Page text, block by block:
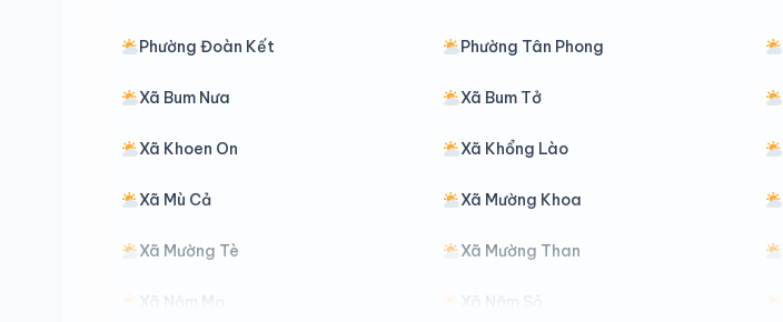
Phường Đoàn Kết Phường Tân Phong
Xã Bum Nưa Xã Bum Tở
Xã Khoen On Xã Khổng Lào
Xã Mù Cả Xã Mường Khoa
Xã Mường Tè Xã Mường Than
Xã Nậm Mạ Xã Nậm Sỏ